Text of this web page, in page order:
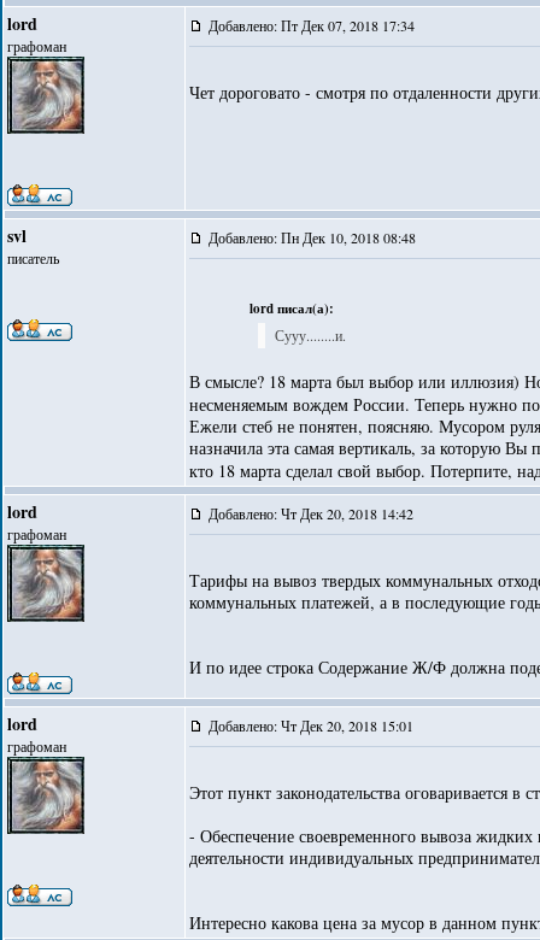
lord
графоман
Добавлено: Пт Дек 07, 2018 17:34
Чет дороговато - смотря по отдаленности
svl
писатель
Добавлено: Пн Дек 10, 2018 08:48
lord писал(а):
Сууу........и.
В смысле? 18 марта был выбор или иллюзия)
несменяемым вождем России. Теперь нужно
Ежели стеб не понятен, поясняю. Мусором
назначила эта самая вертикаль, за которую
кто 18 марта сделал свой выбор. Потерпите,
lord
графоман
Добавлено: Чт Дек 20, 2018 14:42
Тарифы на вывоз твердых коммунальных
коммунальных платежей, а в последующие
И по идее строка Содержание Ж/Ф должна
lord
графоман
Добавлено: Чт Дек 20, 2018 15:01
Этот пункт законодательства оговаривается
- Обеспечение своевременного вывоза
деятельности индивидуальных
Интересно какова цена за мусор в данном